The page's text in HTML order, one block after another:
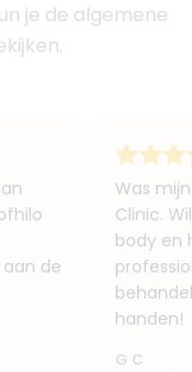
je de algemene
de
Was
Clinic.
body en
handen!
G C